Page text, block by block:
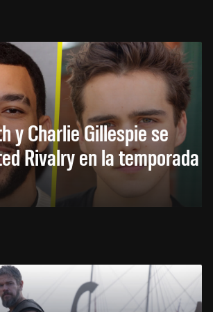
y Charlie Gillespie se
Rivalry en la temporada